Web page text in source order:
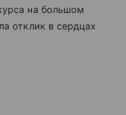
на большом
отклик в сердцах